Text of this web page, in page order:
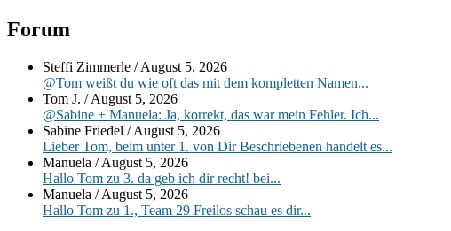
Primärer
Widgetbereich
Forum
Steffi Zimmerle /August 5, 2026
@Tom weißt du wie oft das mit dem kompletten Namen...
Tom J. /August 5, 2026
@Sabine + Manuela: Ja, korrekt, das war mein Fehler. Ich...
Sabine Friedel /August 5, 2026
Lieber Tom, beim unter 1. von Dir Beschriebenen handelt es...
Manuela /August 5, 2026
Hallo Tom zu 3. da geb ich dir recht! bei...
Manuela /August 5, 2026
Hallo Tom zu 1., Team 29 Freilos schau es dir...